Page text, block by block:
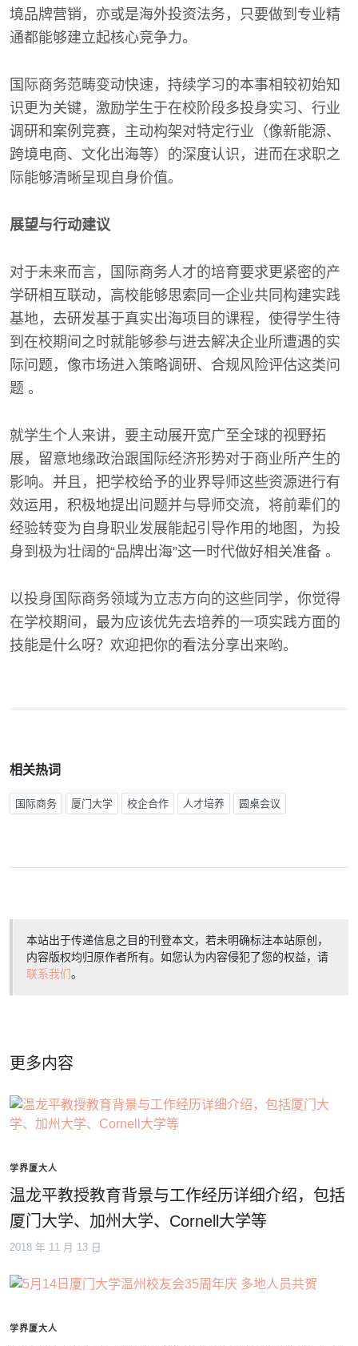
境品牌营销，亦或是海外投资法务，只要做到专业精
通都能够建立起核心竞争力。
国际商务范畴变动快速，持续学习的本事相较初始知
识更为关键，激励学生于在校阶段多投身实习、行业
调研和案例竞赛，主动构架对特定行业（像新能源、
跨境电商、文化出海等）的深度认识，进而在求职之
际能够清晰呈现自身价值。
展望与行动建议
对于未来而言，国际商务人才的培育要求更紧密的产
学研相互联动，高校能够思索同一企业共同构建实践
基地，去研发基于真实出海项目的课程，使得学生待
到在校期间之时就能够参与进去解决企业所遭遇的实
际问题，像市场进入策略调研、合规风险评估这类问
题 。
就学生个人来讲，要主动展开宽广至全球的视野拓
展，留意地缘政治跟国际经济形势对于商业所产生的
影响。并且，把学校给予的业界导师这些资源进行有
效运用，积极地提出问题并与导师交流，将前辈们的
经验转变为自身职业发展能起引导作用的地图，为投
身到极为壮阔的“品牌出海”这一时代做好相关准备 。
以投身国际商务领域为立志方向的这些同学，你觉得
在学校期间，最为应该优先去培养的一项实践方面的
技能是什么呀？欢迎把你的看法分享出来哟。
相关热词
国际商务 厦门大学 校企合作 人才培养 圆桌会议
本站出于传递信息之目的刊登本文，若未明确标注本站原创，
内容版权均归原作者所有。如您认为内容侵犯了您的权益，请
联系我们。
更多内容
学界厦大人
温龙平教授教育背景与工作经历详细介绍，包括
厦门大学、加州大学、Cornell大学等
2018 年 11 月 13 日
学界厦大人